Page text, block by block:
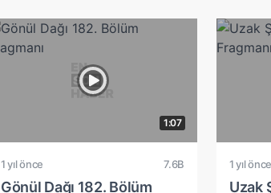
1:07
1 yıl önce 7.6B
Gönül Dağı 182. Bölüm
1 yıl önce
Uzak